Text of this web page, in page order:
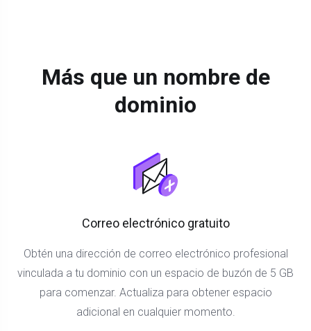
Más que un nombre de
dominio
Correo electrónico gratuito
Obtén una dirección de correo electrónico profesional
vinculada a tu dominio con un espacio de buzón de 5 GB
para comenzar. Actualiza para obtener espacio
adicional en cualquier momento.